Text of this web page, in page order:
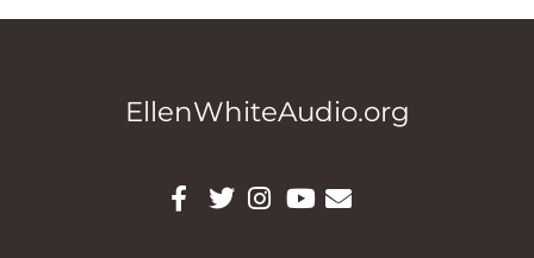
EllenWhiteAudio.org